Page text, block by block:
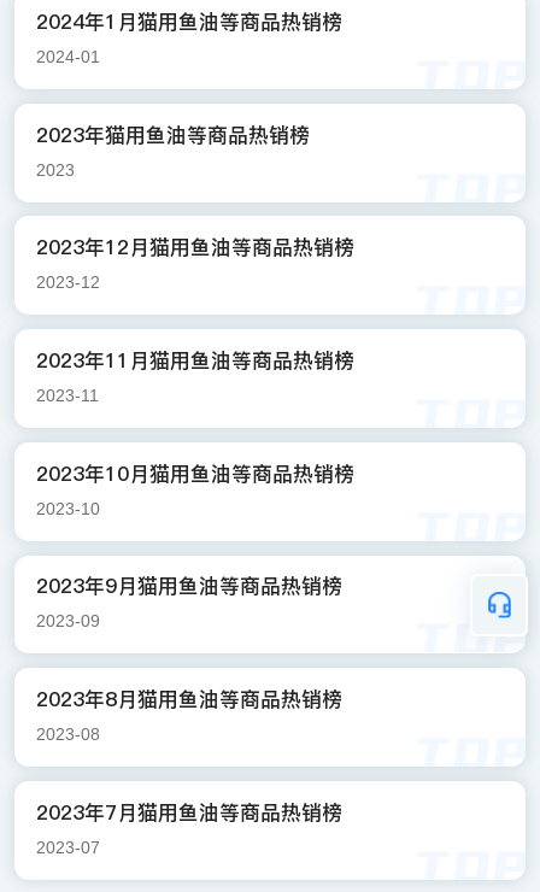
2024年1月猫用鱼油等商品热销榜
2024-01
2023年猫用鱼油等商品热销榜
2023
2023年12月猫用鱼油等商品热销榜
2023-12
2023年11月猫用鱼油等商品热销榜
2023-11
2023年10月猫用鱼油等商品热销榜
2023-10
2023年9月猫用鱼油等商品热销榜
2023-09
2023年8月猫用鱼油等商品热销榜
2023-08
2023年7月猫用鱼油等商品热销榜
2023-07